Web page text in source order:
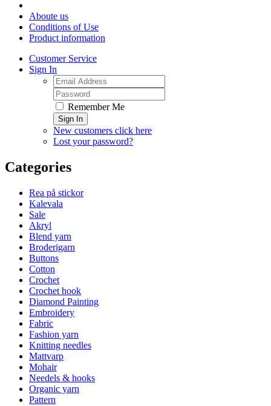
Aboute us
Conditions of Use
Product information
Customer Service
Sign In
Remember Me
Sign In
New customers click here
Lost your password?
Categories
Rea på stickor
Kalevala
Sale
Akryl
Blend yarn
Broderigarn
Buttons
Cotton
Crochet
Crochet hook
Diamond Painting
Embroidery
Fabric
Fashion yarn
Knitting needles
Mattvarp
Mohair
Needels & hooks
Organic yarn
Pattern